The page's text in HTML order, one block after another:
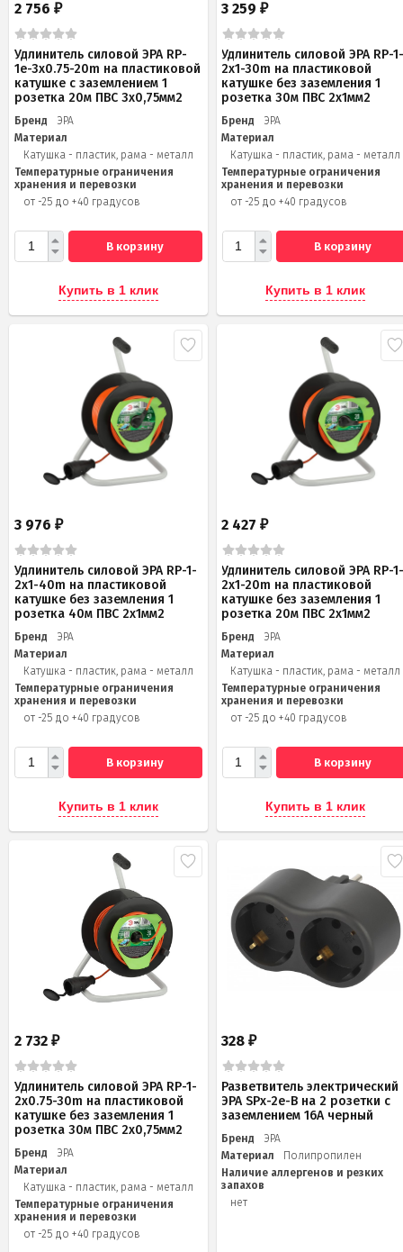
2 756 ₽
Удлинитель силовой ЭРА RP-
1e-3х0.75-20m на пластиковой
катушке c заземлением 1
розетка 20м ПВС 3х0,75мм2
Бренд
ЭРА
Материал
Катушка - пластик, рама - металл
Температурные ограничения
хранения и перевозки
от -25 до +40 градусов
В корзину
Купить в 1 клик
3 259₽
Удлинитель силовой ЭРА RP-
2x1-30m на пластиковой
катушке без заземления 1
розетка 30м ПВС 2x1мм2
Бренд
ЭРА
Материал
Катушка - пластик, рама - металл
Температурные ограничения
хранения и перевозки
от -25 до +40 градусов
В корзину
Купить в 1 клик
3 976 ₽
Удлинитель силовой ЭРА RP-1-
2x1-40m на пластиковой
катушке без заземления 1
розетка 40м ПВС 2x1мм2
Бренд
ЭРА
Материал
Катушка - пластик, рама - металл
Температурные ограничения
хранения и перевозки
от -25 до +40 градусов
В корзину
Купить в 1 клик
2 427₽
Удлинитель силовой ЭРА RP-
2x1-20m на пластиковой
катушке без заземления 1
розетка 20м ПВС 2х1мм2
Бренд
ЭРА
Материал
Катушка - пластик, рама - металл
Температурные ограничения
хранения и перевозки
от -25 до +40 градусов
В корзину
Купить в 1 клик
2 732 ₽
Удлинитель силовой ЭРА RP-1-
2x0.75-30m на пластиковой
катушке без заземления 1
розетка 30м ПВС 2х0,75мм2
Бренд
ЭРА
Материал
Катушка - пластик, рама - металл
Температурные ограничения
хранения и перевозки
от -25 до +40 градусов
328₽
Разветвитель электрический
ЭРА SPx-2e-B на 2 розетки с
заземлением 16А черный
Бренд
ЭРА
Материал
Полипропилен
Наличие аллергенов и резких
запахов
нет